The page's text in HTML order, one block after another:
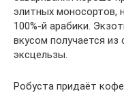
элитных моносортов,
100%-й арабики.
вкусом получается из
эксцельзы.
Робуста придаёт кофе